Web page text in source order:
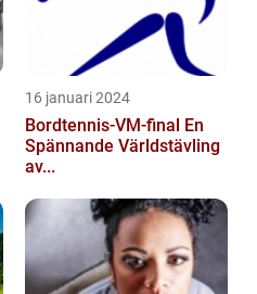
16 januari 2024
Bordtennis-VM-final En
Spännande Världstävling
av...